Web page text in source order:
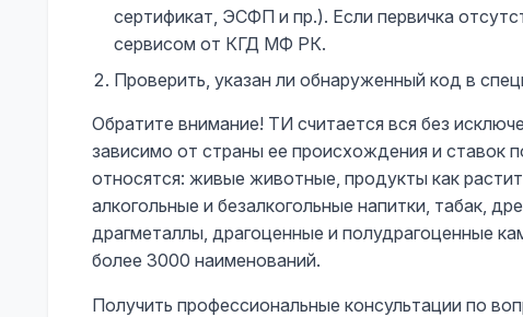
сертификат, ЭСФП и пр.). Если первичка
сервисом от КГД МФ РК.
Проверить, указан ли обнаруженный код в
Обратите внимание! ТИ считается вся без
зависимо от страны ее происхождения и ставок
относятся: живые животные, продукты как
алкогольные и безалкогольные напитки, табак,
драгметаллы, драгоценные и полудрагоценные
более 3000 наименований.
Получить профессиональные консультации по